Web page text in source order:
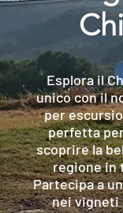
Esplora il
unico con il
per
perfetta
scoprire la
regione in
Partecipa a
nei vigneti